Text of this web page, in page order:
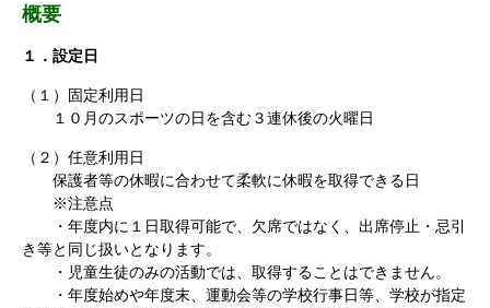
概要
１．設定日
（１）固定利用日
１０月のスポーツの日を含む３連休後の火曜日
（２）任意利用日
保護者等の休暇に合わせて柔軟に休暇を取得できる日
※注意点
・年度内に１日取得可能で、欠席ではなく、出席停止・忌引
き等と同じ扱いとなります。
・児童生徒のみの活動では、取得することはできません。
・年度始めや年度末、運動会等の学校行事日等、学校が指定